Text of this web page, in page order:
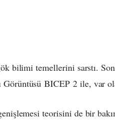
bilimi temellerini sarstı.
GörüntüsüBICEP 2 ile, var
teorisini de bir